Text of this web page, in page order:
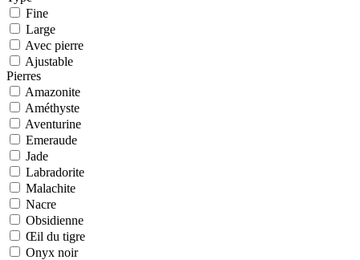
Fine
Large
Avec pierre
Ajustable
Pierres
Amazonite
Améthyste
Aventurine
Emeraude
Jade
Labradorite
Malachite
Nacre
Obsidienne
Œil du tigre
Onyx noir